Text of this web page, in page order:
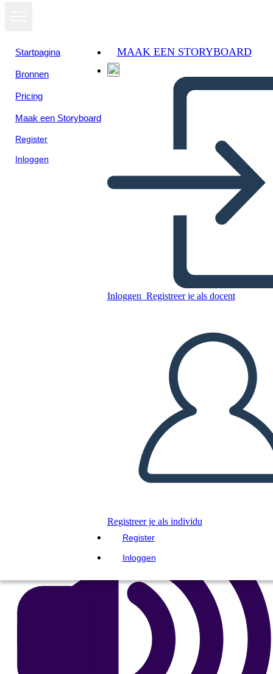
Startpagina
Bronnen
Pricing
Maak een Storyboard
Register
Inloggen
MAAK EEN STORYBOARD
Inloggen Registreer je als docent
Registreer je als individu
Register
Inloggen
Nieuw Krantensjabloon Voor
Pagina Maken 1
Kopieer dit Storyboard
MAAK EEN STORYBOARD
DIAVOORSTELLING AFSPELEN